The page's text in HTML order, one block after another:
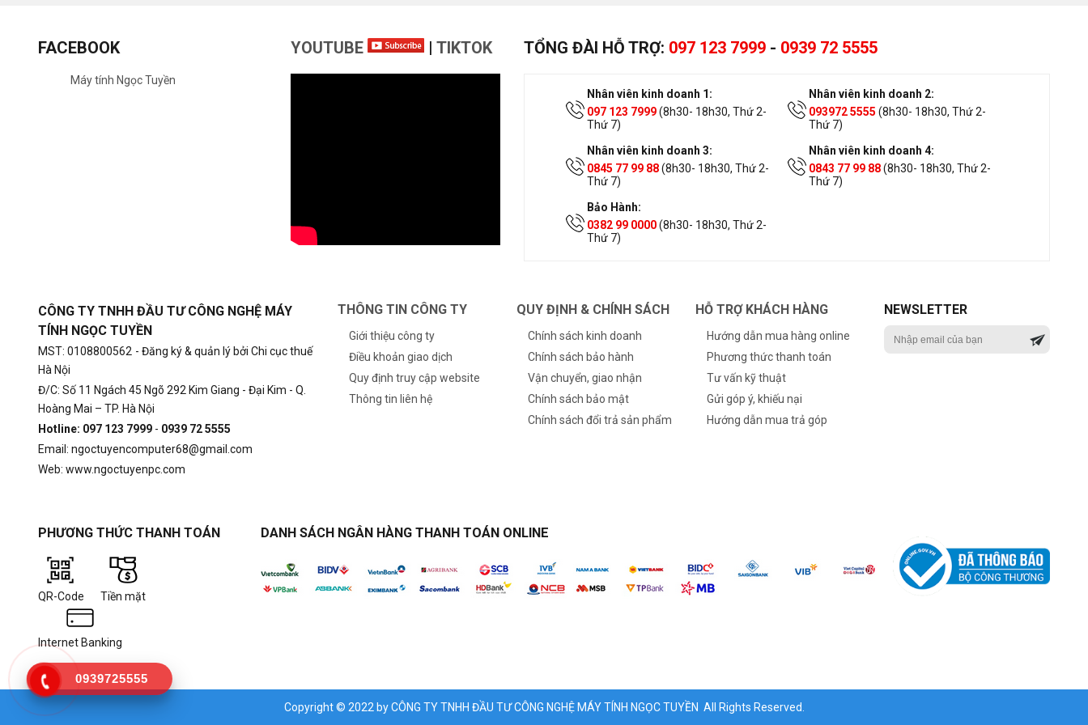
FACEBOOK
Máy tính Ngọc Tuyền
YOUTUBE | TIKTOK TỔNG ĐÀI HỖ TRỢ: 097 123 7999 - 0939 72 5555
Nhân viên kinh doanh 1:
097 123 7999(8h30- 18h30, Thứ 2-
Thứ 7)
Nhân viên kinh doanh 2:
093972 5555 (8h30- 18h30, Thứ 2-
Thứ 7)
Nhân viên kinh doanh 3:
0845 77 99 88(8h30- 18h30, Thứ 2-
Thứ 7)
Nhân viên kinh doanh 4:
0843 77 99 88(8h30- 18h30, Thứ 2-
Thứ 7)
Bảo Hành:
0382 99 0000(8h30- 18h30, Thứ 2-
Thứ 7)
CÔNG TY TNHH ĐẦU TƯ CÔNG NGHỆ MÁY
TÍNH NGỌC TUYỀN
MST: 0108800562 - Đăng ký & quản lý bởi Chi cục thuế
Hà Nội
Đ/C: Số 11 Ngách 45 Ngõ 292 Kim Giang - Đại Kim - Q.
Hoàng Mai – TP. Hà Nội
Hotline: 097 123 7999 - 0939 72 5555
Email: ngoctuyencomputer68@gmail.com
Web: www.ngoctuyenpc.com
THÔNG TIN CÔNG TY
Giới thiệu công ty
Điều khoản giao dịch
Quy định truy cập website
Thông tin liên hệ
QUY ĐỊNH & CHÍNH SÁCH
Chính sách kinh doanh
Chính sách bảo hành
Vận chuyển, giao nhận
Chính sách bảo mật
Chính sách đổi trả sản phẩm
HỖ TRỢ KHÁCH HÀNG
Hướng dẫn mua hàng online
Phương thức thanh toán
Tư vấn kỹ thuật
Gửi góp ý, khiếu nại
Hướng dẫn mua trả góp
NEWSLETTER
PHƯƠNG THỨC THANH TOÁN
QR-Code Tiền mặt
Internet Banking
DANH SÁCH NGÂN HÀNG THANH TOÁN ONLINE
Copyright © 2022 by CÔNG TY TNHH ĐẦU TƯ CÔNG NGHỆ MÁY TÍNH NGỌC TUYỀN All Rights Reserved.
0939725555